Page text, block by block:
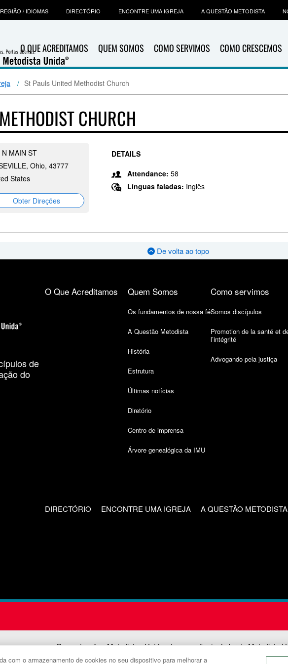
O QUE ACREDITAMOS QUEM SOMOS COMO SERVIMOS COMO CRESCEMOS
REGIÃO / IDIOMAS DIRECTÓRIO ENCONTRE UMA IGREJA A QUESTÃO METODISTA
St Pauls United Methodist Church
CHURCH
N MAIN ST
Ohio, 43777
States
Obter Direções
DETAILS
Attendance: 58
Línguas faladas: Inglês
De volta ao topo
de
do
O Que Acreditamos Quem Somos
Os fundamentos de nossa fé
A Questão Metodista
História
Estrutura
Últimas notícias
Diretório
Centro de imprensa
Árvore genealógica da IMU
Como servimos
Somos discípulos
Promotion de la santé et
l’intégrité
Advogando pela justiça
DIRECTÓRIO ENCONTRE UMA IGREJA A QUESTÃO METODISTA
Comunicações Metodistas Unidas é uma agência da Igreja Metodista
©2026Comunicações Metodistas Unidas. Todos os direitos reservados
com o armazenamento de cookies no seu dispositivo para melhorar a